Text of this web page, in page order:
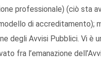
professionale) (ciò sta
di accreditamento);
degli Avvisi Pubblici. Vi è
fra l’emanazione